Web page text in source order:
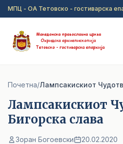
Прејди на главна содржина
МПЦ - ОА Тетовско - гостиварска
Почетна/Лампсакискиот
Лампсакискиот
Бигорска слава
Зоран Богоевски 20.02.2020